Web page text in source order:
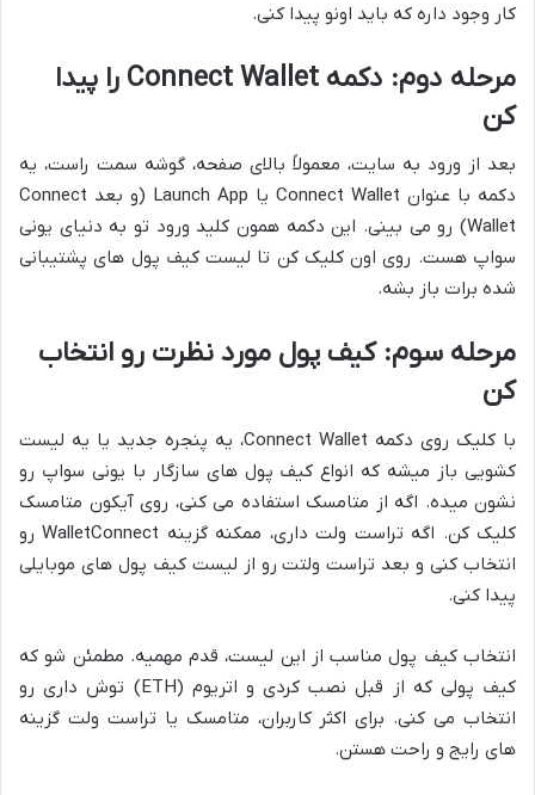
کار وجود داره که باید اونو پیدا کنی.
مرحله دوم: دکمه Connect Wallet را پیدا
کن
بعد از ورود به سایت، معمولاً بالای صفحه، گوشه سمت راست، یه
دکمه با عنوان Connect Wallet یا Launch App (و بعد Connect
Wallet) رو می بینی. این دکمه همون کلید ورود تو به دنیای یونی
سواپ هست. روی اون کلیک کن تا لیست کیف پول های پشتیبانی
شده برات باز بشه.
مرحله سوم: کیف پول مورد نظرت رو انتخاب
کن
با کلیک روی دکمه Connect Wallet، یه پنجره جدید یا یه لیست
کشویی باز میشه که انواع کیف پول های سازگار با یونی سواپ رو
نشون میده. اگه از متامسک استفاده می کنی، روی آیکون متامسک
کلیک کن. اگه تراست ولت داری، ممکنه گزینه WalletConnect رو
انتخاب کنی و بعد تراست ولتت رو از لیست کیف پول های موبایلی
پیدا کنی.
انتخاب کیف پول مناسب از این لیست، قدم مهمیه. مطمئن شو که
کیف پولی که از قبل نصب کردی و اتریوم (ETH) توش داری رو
انتخاب می کنی. برای اکثر کاربران، متامسک یا تراست ولت گزینه
های رایج و راحت هستن.